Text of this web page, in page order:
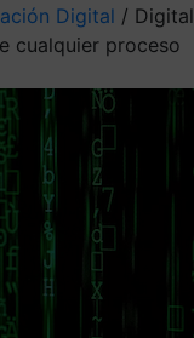
Digital / Digital
cualquier proceso